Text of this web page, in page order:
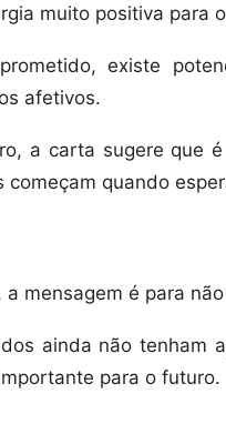
muito positiva para
existe
afetivos.
a carta sugere que
começam quando
a mensagem é para
ainda não tenham
para o futuro.